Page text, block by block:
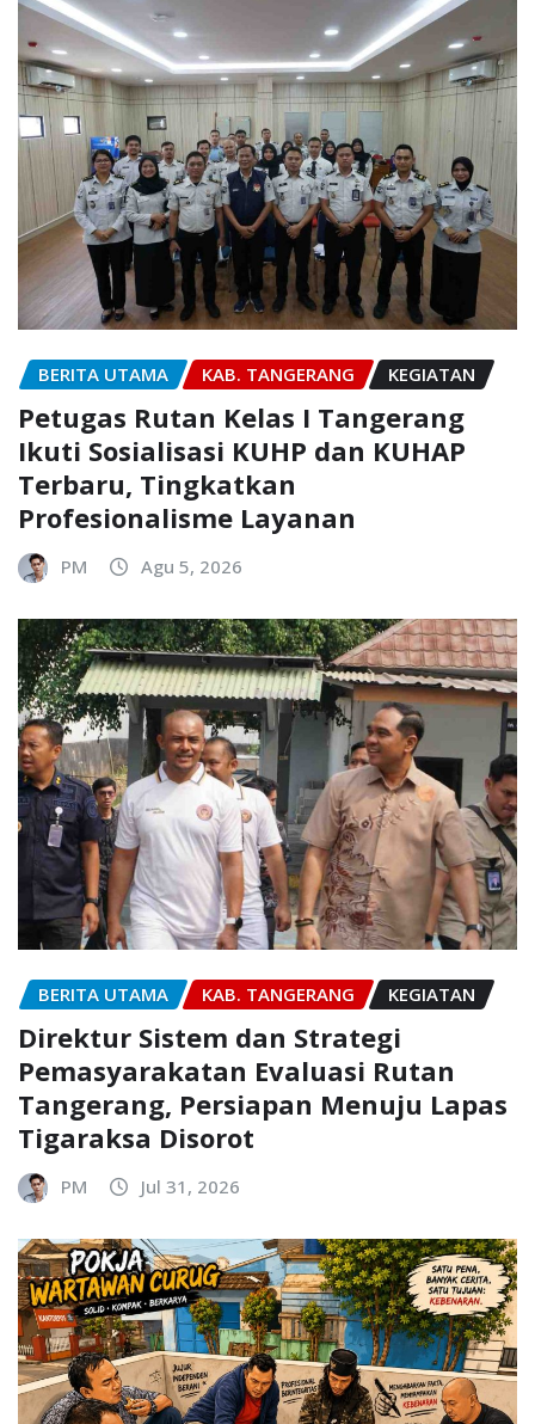
BERITA UTAMA KAB. TANGERANG KEGIATAN
Petugas Rutan Kelas I Tangerang
Ikuti Sosialisasi KUHP dan KUHAP
Terbaru, Tingkatkan
Profesionalisme Layanan
PM Agu 5, 2026
BERITA UTAMA KAB. TANGERANG KEGIATAN
Direktur Sistem dan Strategi
Pemasyarakatan Evaluasi Rutan
Tangerang, Persiapan Menuju Lapas
Tigaraksa Disorot
PM Jul 31, 2026